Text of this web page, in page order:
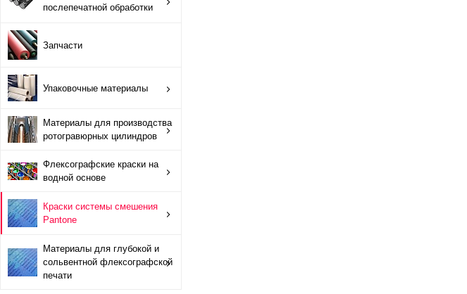
Упаковочные материалы
Материалы для производства ротогравюрных цилиндров
Флексографские краски на водной основе
Краски системы смешения Pantone
послепечатной обработки
Запчасти
Упаковочные материалы
Материалы для производства
ротогравюрных цилиндров
Флексографские краски на
водной основе
Краски системы смешения
Pantone
Материалы для глубокой и
сольвентной флексографской
печати